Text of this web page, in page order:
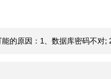
的原因：1、数据库密码不对;